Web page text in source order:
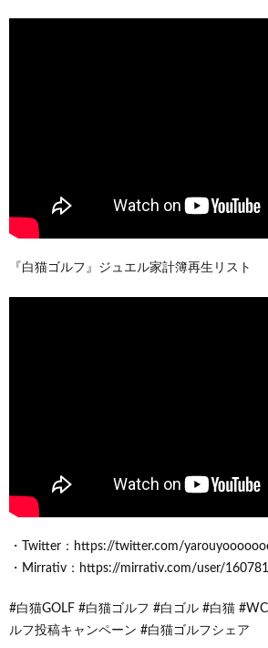
『白猫ゴルフ』ジュエル家計簿再生リスト
・Twitter：https://twitter.com/
・Mirrativ：https://mirrativ.com/user/
#白猫GOLF #白猫ゴルフ #白ゴル #白猫
ルフ投稿キャンペーン #白猫ゴルフシェア